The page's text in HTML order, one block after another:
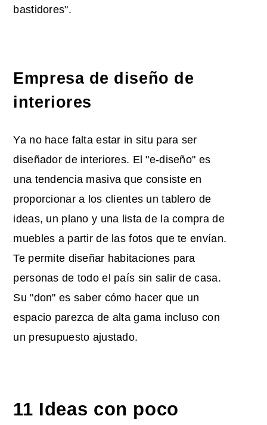
bastidores".
Empresa de diseño de
interiores
Ya no hace falta estar in situ para ser
diseñador de interiores. El "e-diseño" es
una tendencia masiva que consiste en
proporcionar a los clientes un tablero de
ideas, un plano y una lista de la compra de
muebles a partir de las fotos que te envían.
Te permite diseñar habitaciones para
personas de todo el país sin salir de casa.
Su "don" es saber cómo hacer que un
espacio parezca de alta gama incluso con
un presupuesto ajustado.
11 Ideas con poco